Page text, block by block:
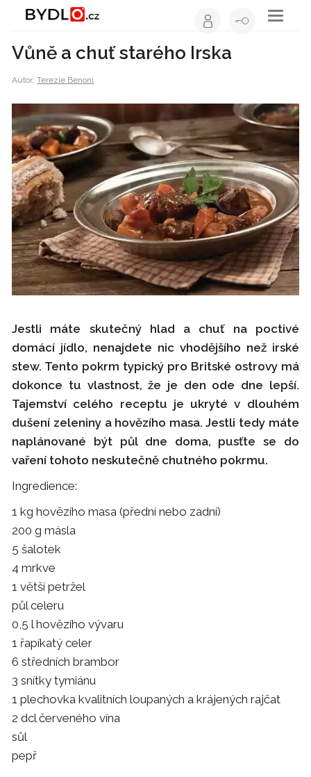
Toggle
Vůně a chuť starého Irska
Autor:Terezie Benoni
Jestli máte skutečný hlad a chuť na poctivé
domácí jídlo, nenajdete nic vhodějšího než irské
stew. Tento pokrm typický pro Britské ostrovy má
dokonce tu vlastnost, že je den ode dne lepší.
Tajemství celého receptu je ukryté v dlouhém
dušení zeleniny a hovězího masa. Jestli tedy máte
naplánované být půl dne doma, pusťte se do
vaření tohoto neskutečně chutného pokrmu.
Ingredience:
1 kg hovězího masa (přední nebo zadní)
200 g másla
5 šalotek
4 mrkve
1 větší petržel
půl celeru
0,5 l hovězího vývaru
1 řapíkatý celer
6 středních brambor
3 snítky tymiánu
1 plechovka kvalitních loupaných a krájených rajčat
2 dcl červeného vína
sůl
pepř